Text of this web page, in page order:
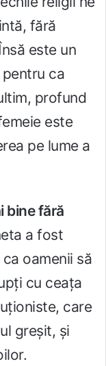
fără
este un
ca
profund
este
pe lume a
bine fără
a fost
oamenii să
cu ceața
care
greșit, și